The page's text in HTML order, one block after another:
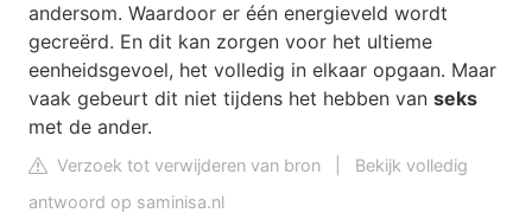
andersom. Waardoor er één energieveld wordt
gecreërd. En dit kan zorgen voor het ultieme
eenheidsgevoel, het volledig in elkaar opgaan. Maar
vaak gebeurt dit niet tijdens het hebben van seks
met de ander.
Verzoek tot verwijderen van bron
Bekijk volledig
antwoord op saminisa.nl